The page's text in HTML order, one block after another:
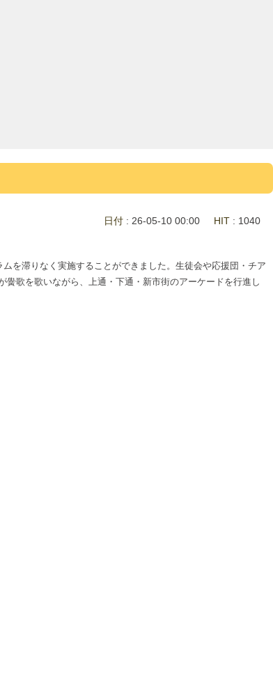
日付 : 26-05-10 00:00 HIT : 1040
を滞りなく実施することができました。生徒会や応援団・チア
歌を歌いながら、上通・下通・新市街のアーケードを行進し